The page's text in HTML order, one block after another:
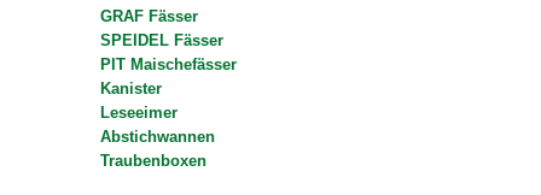
GRAF Fässer
SPEIDEL Fässer
PIT Maischefässer
Kanister
Leseeimer
Abstichwannen
Traubenboxen